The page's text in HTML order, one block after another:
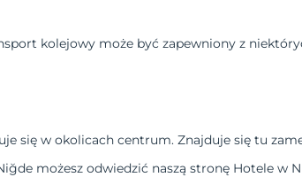
kolejowy może być zapewniony z
się w okolicach centrum. Znajduje się tu
możesz odwiedzić naszą stronę Hotele w